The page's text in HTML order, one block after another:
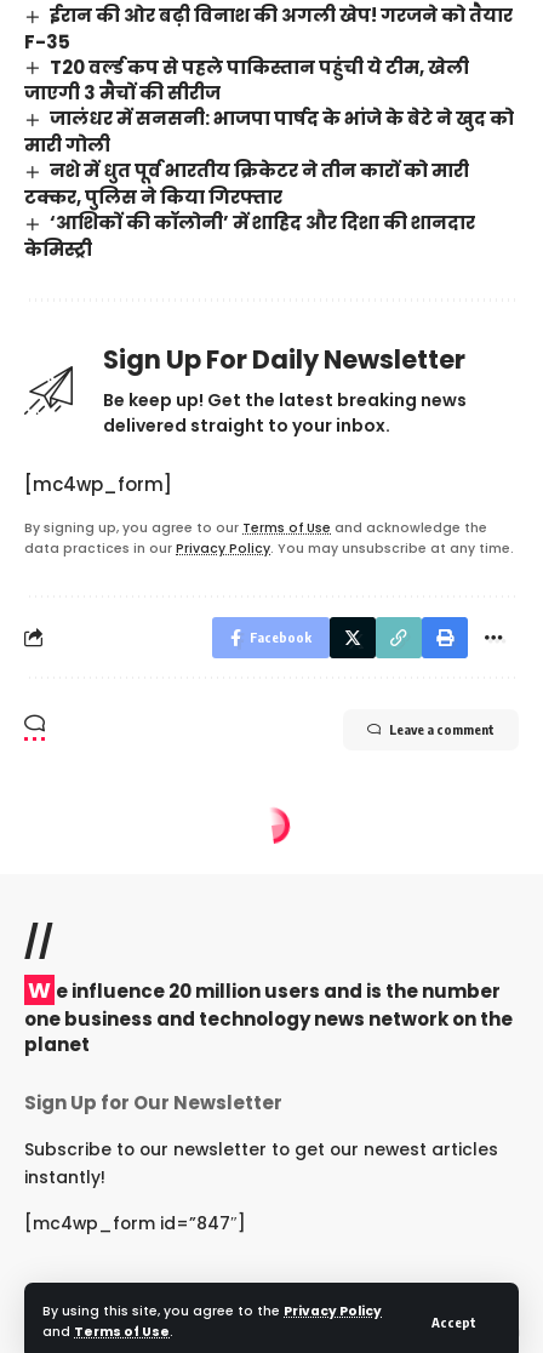
By using this site, you agree to the Privacy Policy
and Terms of Use.
Accept
ईरान की ओर बढ़ी विनाश की अगली खेप! गरजने को तैयार
F-35
T20 वर्ल्ड कप से पहले पाकिस्तान पहुंची ये टीम, खेली
जाएगी 3 मैचों की सीरीज
जालंधर में सनसनी: भाजपा पार्षद के भांजे के बेटे ने खुद को
मारी गोली
नशे में धुत पूर्व भारतीय क्रिकेटर ने तीन कारों को मारी
टक्कर, पुलिस ने किया गिरफ्तार
‘आशिकों की कॉलोनी’ में शाहिद और दिशा की शानदार
केमिस्ट्री
Sign Up For Daily Newsletter
Be keep up! Get the latest breaking news
delivered straight to your inbox.
[mc4wp_form]
By signing up, you agree to our Terms of Use and acknowledge the
data practices in our Privacy Policy. You may unsubscribe at any time.
Facebook
Leave a comment
//
W e influence 20 million users and is the number
one business and technology news network on the
planet
Sign Up for Our Newsletter
Subscribe to our newsletter to get our newest articles
instantly!
[mc4wp_form id=”847″]